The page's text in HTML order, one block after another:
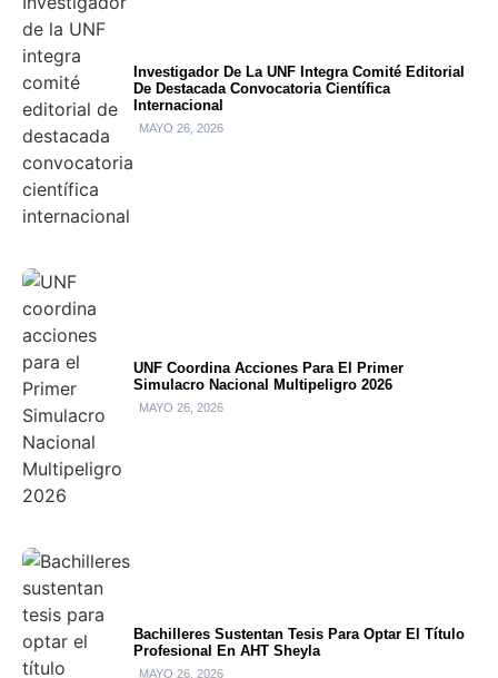
Investigador De La UNF Integra Comité Editorial
De Destacada Convocatoria Científica
Internacional
MAYO 26, 2026
UNF Coordina Acciones Para El Primer
Simulacro Nacional Multipeligro 2026
MAYO 26, 2026
Bachilleres Sustentan Tesis Para Optar El Título
Profesional En AHT Sheyla
MAYO 26, 2026